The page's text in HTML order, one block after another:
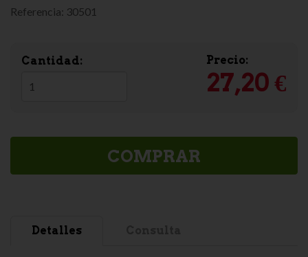
Referencia: 30501
Cantidad: Precio:
27,20 €
COMPRAR
Detalles